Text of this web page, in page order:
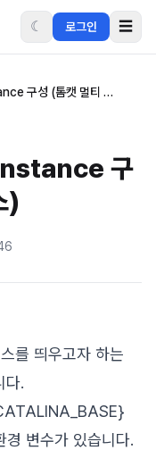
☾ 로그인 ☰
Tomcat Multiple Instance 구성 (톰캣 멀티 인스턴스)
구
)
를 띄우고자 하는
다.
변수가 있습니다.